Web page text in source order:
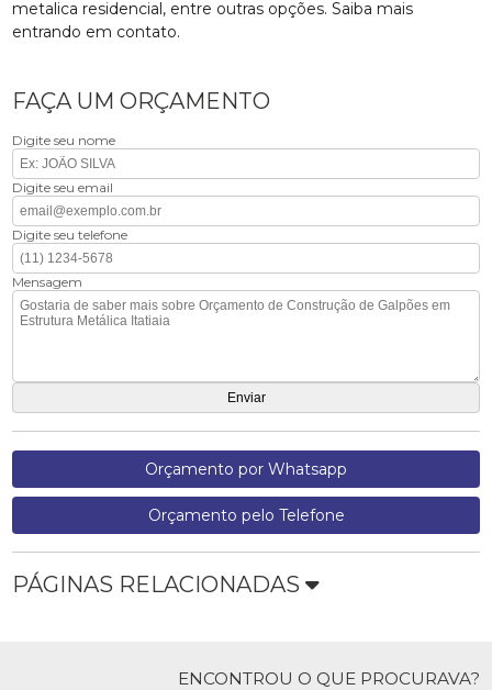
metalica residencial, entre outras opções. Saiba mais
entrando em contato.
FAÇA UM ORÇAMENTO
Digite seu nome
Digite seu email
Digite seu telefone
Mensagem
Orçamento por Whatsapp
Orçamento pelo Telefone
PÁGINAS RELACIONADAS
ENCONTROU O QUE PROCURAVA?